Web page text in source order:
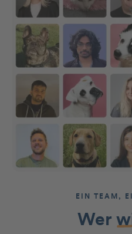
EIN TEAM,
Wer